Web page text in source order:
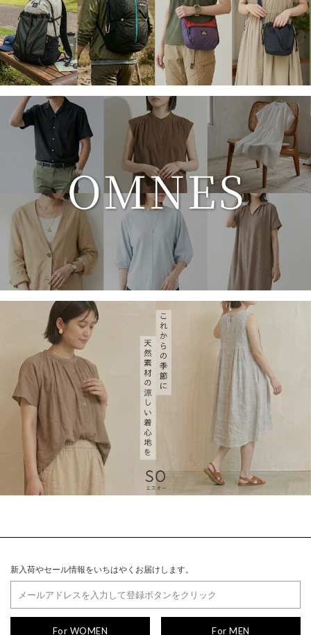
新入荷やセール情報をいちはやくお届けします。
For WOMEN For MEN